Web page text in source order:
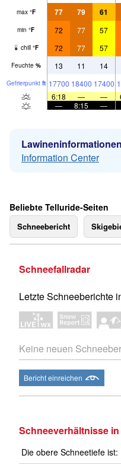
max °F 77 79 61
min °F 72 77 57
chill °F 72 77 57
Feuchte % 13 11 14
Gefrier­punkt ft 17700 18400 17400
6:18
— —
—
8:15 —
Information Center
Beliebte Telluride-Seiten
Schneebericht
Schneefallradar
Letzte Schneeberichte
Keine neuen
Bericht einreichen
Schneeverhältnisse
Die obere Schneetiefe ist: